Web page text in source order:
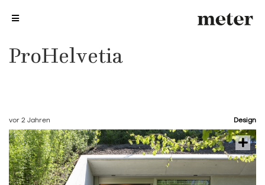
ProHelvetia
vor 2 Jahren Design